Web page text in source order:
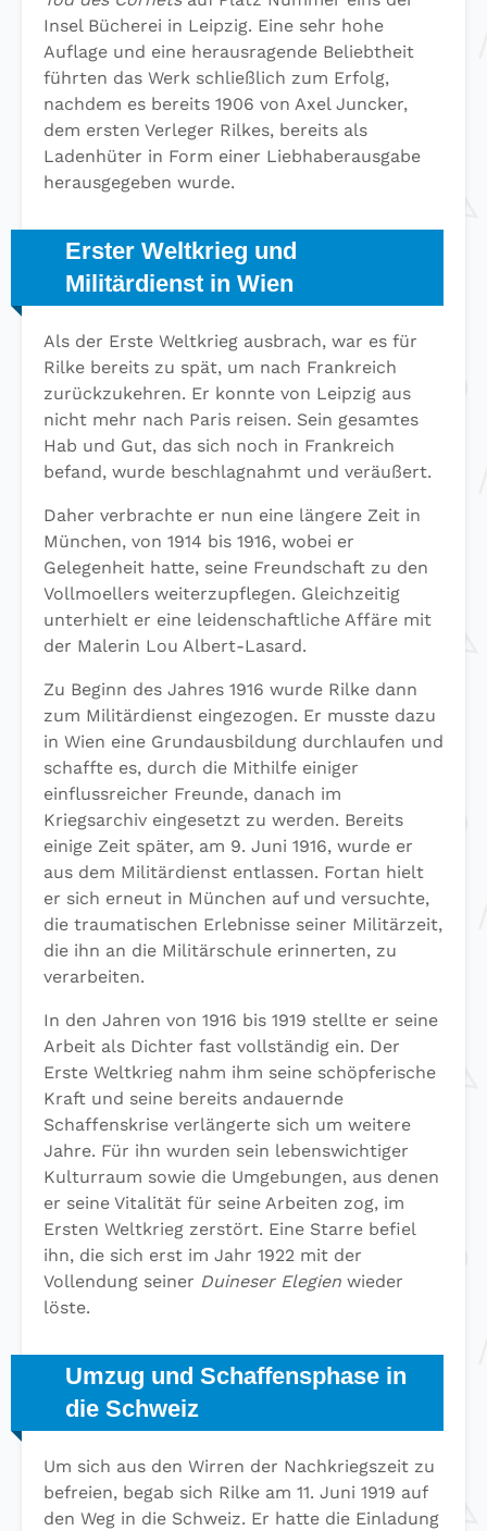
Insel Bücherei in Leipzig. Eine sehr hohe
Auflage und eine herausragende Beliebtheit
führten das Werk schließlich zum Erfolg,
nachdem es bereits 1906 von Axel Juncker,
dem ersten Verleger Rilkes, bereits als
Ladenhüter in Form einer Liebhaberausgabe
herausgegeben wurde.
Erster Weltkrieg und
Militärdienst in Wien
Als der Erste Weltkrieg ausbrach, war es für
Rilke bereits zu spät, um nach Frankreich
zurückzukehren. Er konnte von Leipzig aus
nicht mehr nach Paris reisen. Sein gesamtes
Hab und Gut, das sich noch in Frankreich
befand, wurde beschlagnahmt und veräußert.
Daher verbrachte er nun eine längere Zeit in
München, von 1914 bis 1916, wobei er
Gelegenheit hatte, seine Freundschaft zu den
Vollmoellers weiterzupflegen. Gleichzeitig
unterhielt er eine leidenschaftliche Affäre mit
der Malerin Lou Albert-Lasard.
Zu Beginn des Jahres 1916 wurde Rilke dann
zum Militärdienst eingezogen. Er musste dazu
in Wien eine Grundausbildung durchlaufen und
schaffte es, durch die Mithilfe einiger
einflussreicher Freunde, danach im
Kriegsarchiv eingesetzt zu werden. Bereits
einige Zeit später, am 9. Juni 1916, wurde er
aus dem Militärdienst entlassen. Fortan hielt
er sich erneut in München auf und versuchte,
die traumatischen Erlebnisse seiner Militärzeit,
die ihn an die Militärschule erinnerten, zu
verarbeiten.
In den Jahren von 1916 bis 1919 stellte er seine
Arbeit als Dichter fast vollständig ein. Der
Erste Weltkrieg nahm ihm seine schöpferische
Kraft und seine bereits andauernde
Schaffenskrise verlängerte sich um weitere
Jahre. Für ihn wurden sein lebenswichtiger
Kulturraum sowie die Umgebungen, aus denen
er seine Vitalität für seine Arbeiten zog, im
Ersten Weltkrieg zerstört. Eine Starre befiel
ihn, die sich erst im Jahr 1922 mit der
Vollendung seiner Duineser Elegien wieder
löste.
Umzug und Schaffensphase in
die Schweiz
Um sich aus den Wirren der Nachkriegszeit zu
befreien, begab sich Rilke am 11. Juni 1919 auf
den Weg in die Schweiz. Er hatte die Einladung